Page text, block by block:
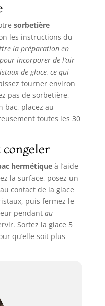
sorbetière
les instructions du
la préparation en
incorporer de l’air
de glace, ce qui
tourner environ
pas de sorbetière,
bac, placez au
toutes les 30
congeler
hermétiqueà l’aide
la surface, posez un
contact de la glace
puis fermez le
pendant au
Sortez la glace 5
qu’elle soit plus